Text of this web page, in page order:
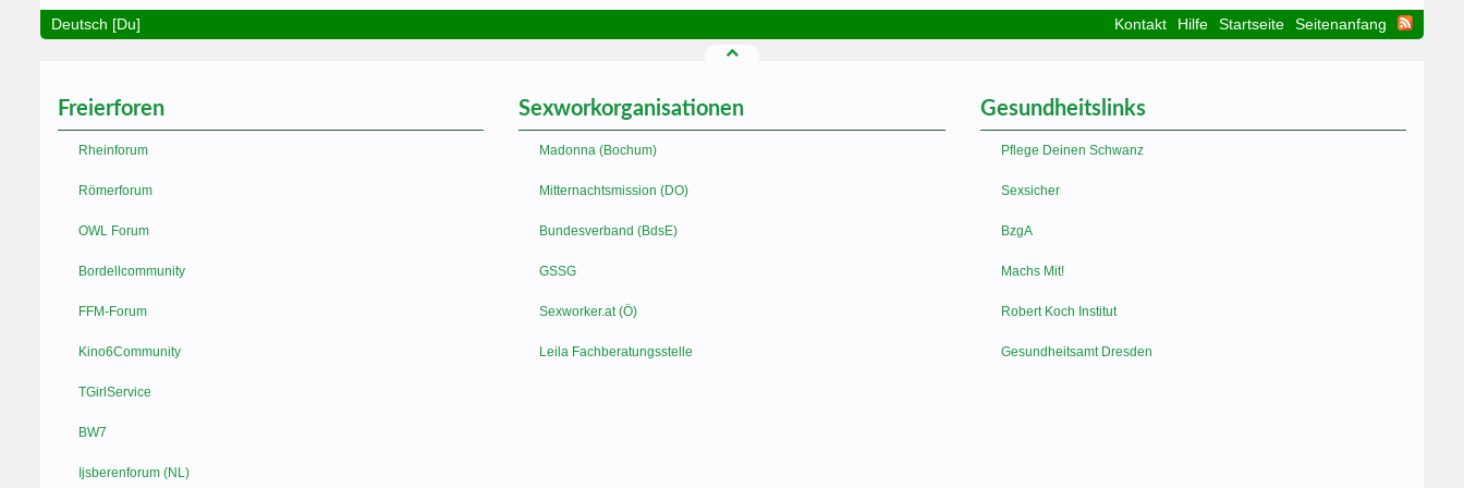
Deutsch [Du] Kontakt Hilfe Startseite Seitenanfang
Freierforen
Rheinforum
Römerforum
OWL Forum
Bordellcommunity
FFM-Forum
Kino6Community
TGirlService
BW7
Ijsberenforum (NL)
Sexworkorganisationen
Madonna (Bochum)
Mitternachtsmission (DO)
Bundesverband (BdsE)
GSSG
Sexworker.at (Ö)
Leila Fachberatungsstelle
Gesundheitslinks
Pflege Deinen Schwanz
Sexsicher
BzgA
Machs Mit!
Robert Koch Institut
Gesundheitsamt Dresden